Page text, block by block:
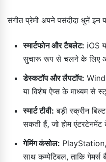
संगीत प्रेमी अपने पसंदीदा धुनें
स्मार्टफोन और टैबलेट: iOS
सुचारू रूप से चलने के लिए
डेस्कटॉप और लैपटॉप:
या विशेष ऐप्स के माध्यम से
स्मार्ट टीवी: बड़ी स्क्रीन
सकती हैं, जो होम
गेमिंग कंसोल:
साथ कम्पेटिबल, ताकि